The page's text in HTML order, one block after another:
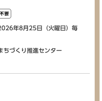
年8月25日（火曜日）毎
ちづくり推進センター